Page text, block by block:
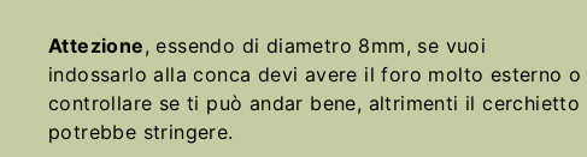
Attezione, essendo di diametro 8mm, se vuoi
indossarlo alla conca devi avere il foro molto esterno o
controllare se ti può andar bene, altrimenti il cerchietto
potrebbe stringere.